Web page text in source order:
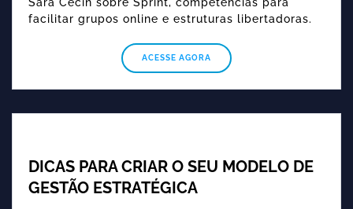
facilitar grupos online e estruturas libertadoras.
ACESSE AGORA
DICAS PARA CRIAR O SEU MODELO DE
GESTÃO ESTRATÉGICA